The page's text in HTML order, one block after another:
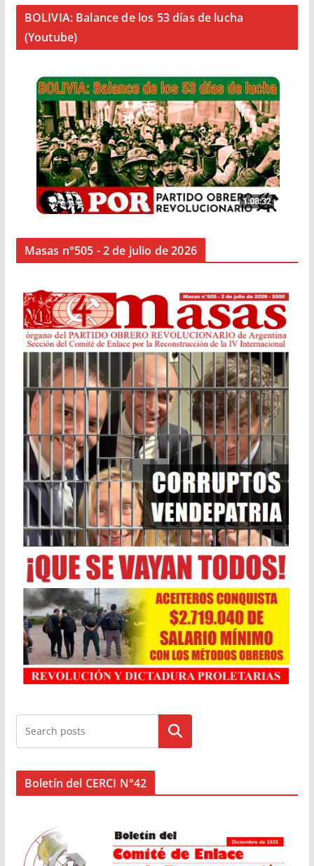
BOLIVIA: Balance de los 53 días de lucha
(Youtube)
Masas n°505 - 2 de julio de 2026
Buscar
Boletín del CERCI N°42